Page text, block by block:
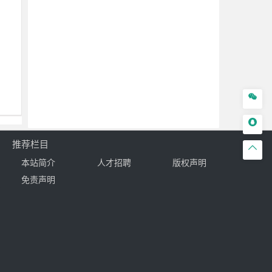



推荐栏目
本站简介 人才招聘
版权声明
免责声明